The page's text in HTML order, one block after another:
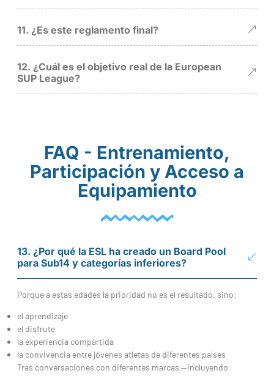
11. ¿Es este reglamento final?
12. ¿Cuál es el objetivo real de la European
SUP League?
FAQ - Entrenamiento,
Participación y Acceso a
Equipamiento
13. ¿Por qué la ESL ha creado un Board Pool
para Sub14 y categorías inferiores?
Porque a estas edades la prioridad no es el resultado, sino:
el aprendizaje
el disfrute
la experiencia compartida
la convivencia entre jóvenes atletas de diferentes países
Tras conversaciones con diferentes marcas —incluyendo